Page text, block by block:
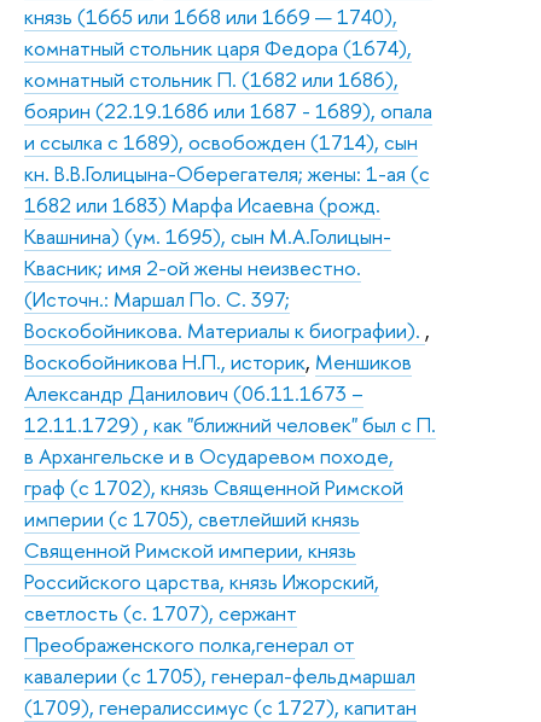
князь (1665 или 1668 или 1669 — 1740),
комнатный стольник царя Федора (1674),
комнатный стольник П. (1682 или 1686),
боярин (22.19.1686 или 1687 - 1689), опала
и ссылка с 1689), освобожден (1714), сын
кн. В.В.Голицына-Оберегателя; жены: 1-ая (с
1682 или 1683) Марфа Исаевна (рожд.
Квашнина) (ум. 1695), сын М.А.Голицын-
Квасник; имя 2-ой жены неизвестно.
(Источн.: Маршал По. С. 397;
Воскобойникова. Материалы к биографии). ,
Воскобойникова Н.П., историк, Меншиков
Александр Данилович (06.11.1673 –
12.11.1729) , как "ближний человек" был с П.
в Архангельске и в Осударевом походе,
граф (с 1702), князь Священной Римской
империи (с 1705), светлейший князь
Священной Римской империи, князь
Российского царства, князь Ижорский,
светлость (с. 1707), сержант
Преображенского полка,генерал от
кавалерии (с 1705), генерал-фельдмаршал
(1709), генералиссимус (с 1727), капитан